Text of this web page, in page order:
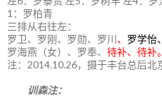
1：罗柏青
三排从右往左：
罗卫、罗刚、罗勋、罗川 、 罗学怡、
罗海燕（女）、罗奉、 待补、待补。
注：2014.10.26，摄于丰台总后北
训森注：